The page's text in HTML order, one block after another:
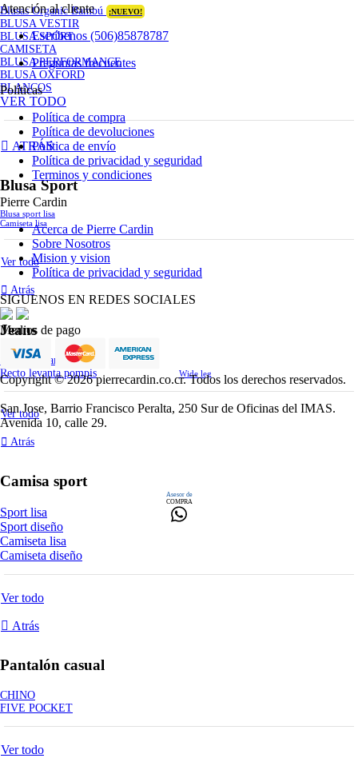
Blusas Organic Bambú ¡NUEVO!
BLUSA VESTIR
BLUSA SPORT
CAMISETA
BLUSA PERFORMANCE
BLUSA OXFORD
BLANCOS
VER TODO
ATRÁS
Blusa Sport
Blusa sport lisa
Camiseta lisa
Ver todo
Atrás
Jeans
Skinny levanta pompis
Recto levanta pompis
Wide leg
Ver todo
Atrás
Camisa sport
Sport lisa
Sport diseño
Camiseta lisa
Camiseta diseño
Ver todo
Atrás
Pantalón casual
CHINO
FIVE POCKET
Ver todo
Atención al cliente
Escríbenos (506)85878787
Preguntas frecuentes
Políticas
Política de compra
Política de devoluciones
Política de envío
Política de privacidad y seguridad
Terminos y condiciones
Pierre Cardin
Acerca de Pierre Cardin
Sobre Nosotros
Mision y vision
Política de privacidad y seguridad
SIGUENOS EN REDES SOCIALES
Medios de pago
Copyright © 2026 pierrecardin.co.cr. Todos los derechos reservados.
San Jose, Barrio Francisco Peralta, 250 Sur de Oficinas del IMAS.
Avenida 10, calle 29.
Asesor de
COMPRA